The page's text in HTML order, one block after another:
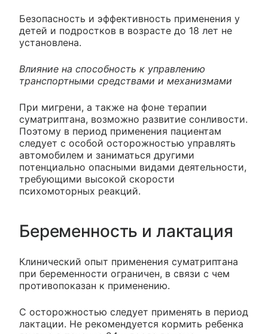
Безопасность и эффективность применения у
детей и подростков в возрасте до 18 лет не
установлена.
Влияние на способность к управлению
транспортными средствами и механизмами
При мигрени, а также на фоне терапии
суматриптана, возможно развитие сонливости.
Поэтому в период применения пациентам
следует с особой осторожностью управлять
автомобилем и заниматься другими
потенциально опасными видами деятельности,
требующими высокой скорости
психомоторных реакций.
Беременность и лактация
Клинический опыт применения суматриптана
при беременности ограничен, в связи с чем
противопоказан к применению.
С осторожностью следует применять в период
лактации. Не рекомендуется кормить ребенка